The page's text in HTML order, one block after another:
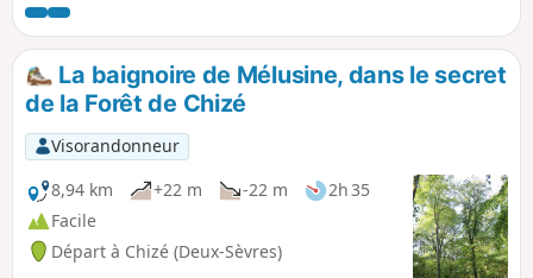
La seconde partie conduit, principalement, sur des chemins
blancs, plus proches de la nature. Tout au long de la
randonnée, vous longerez régulièrement la Belle et la
Béronne, deux rivières qui apportent fraîcheur et douceur
au parcours. Vous découvrirez, également, quelques traces
du patrimoine local, comme des moulins, des lavoirs ou
d’autres ouvrages liés à l’eau, qui témoignent de l’histoire
rurale de la région. Un circuit varié, mêlant villages, nature
et patrimoine, parfait pour une balade ressourçante.
La baignoire de Mélusine, dans le secret
de la Forêt de Chizé
Visorandonneur
8,94 km
+22 m -22 m
2h 35
Facile
Départ à Chizé (Deux-Sèvres)